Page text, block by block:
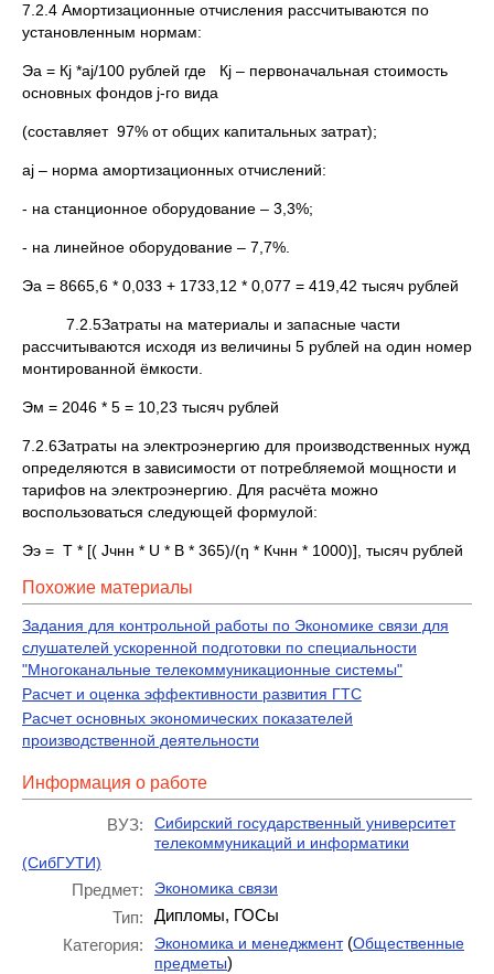
7.2.4 Амортизационные отчисления рассчитываются по
установленным нормам:
Эа = Кj *аj/100 рублей где Кj – первоначальная стоимость
основных фондов j-го вида
(составляет 97% от общих капитальных затрат);
аj – норма амортизационных отчислений:
- на станционное оборудование – 3,3%;
- на линейное оборудование – 7,7%.
Эа = 8665,6 * 0,033 + 1733,12 * 0,077 = 419,42 тысяч рублей
7.2.5Затраты на материалы и запасные части
рассчитываются исходя из величины 5 рублей на один номер
монтированной ёмкости.
Эм = 2046 * 5 = 10,23 тысяч рублей
7.2.6Затраты на электроэнергию для производственных нужд
определяются в зависимости от потребляемой мощности и
тарифов на электроэнергию. Для расчёта можно
воспользоваться следующей формулой:
Ээ = Т * [( Jчнн * U * В * 365)/(η * Кчнн * 1000)], тысяч рублей
Похожие материалы
Задания для контрольной работы по Экономике связи для
слушателей ускоренной подготовки по специальности
"Многоканальные телекоммуникационные системы"
Расчет и оценка эффективности развития ГТС
Расчет основных экономических показателей
производственной деятельности
Информация о работе
ВУЗ:
Сибирский государственный университет
телекоммуникаций и информатики
(СибГУТИ)
Предмет: Экономика связи
Тип:
Дипломы, ГОСы
Категория:
Экономика и менеджмент(Общественные
предметы)